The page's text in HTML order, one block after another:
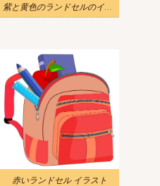
紫と黄色のランドセルのイラストpng透過
赤いランドセル イラスト